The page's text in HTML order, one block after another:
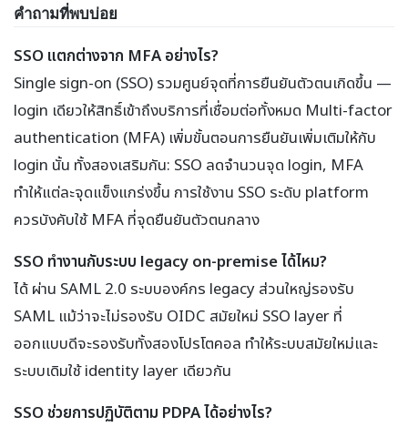
คำถามที่พบบ่อย
SSO แตกต่างจาก MFA อย่างไร?
Single sign-on (SSO) รวมศูนย์จุดที่การยืนยันตัวตนเกิดขึ้น —
login เดียวให้สิทธิ์เข้าถึงบริการที่เชื่อมต่อทั้งหมด Multi-factor
authentication (MFA) เพิ่มขั้นตอนการยืนยันเพิ่มเติมให้กับ
login นั้น ทั้งสองเสริมกัน: SSO ลดจำนวนจุด login, MFA
ทำให้แต่ละจุดแข็งแกร่งขึ้น การใช้งาน SSO ระดับ platform
ควรบังคับใช้ MFA ที่จุดยืนยันตัวตนกลาง
SSO ทำงานกับระบบ legacy on-premise ได้ไหม?
ได้ ผ่าน SAML 2.0 ระบบองค์กร legacy ส่วนใหญ่รองรับ
SAML แม้ว่าจะไม่รองรับ OIDC สมัยใหม่ SSO layer ที่
ออกแบบดีจะรองรับทั้งสองโปรโตคอล ทำให้ระบบสมัยใหม่และ
ระบบเดิมใช้ identity layer เดียวกัน
SSO ช่วยการปฏิบัติตาม PDPA ได้อย่างไร?